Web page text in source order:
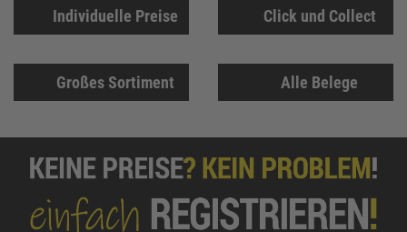
Individuelle Preise Click und Collect
Großes Sortiment Alle Belege